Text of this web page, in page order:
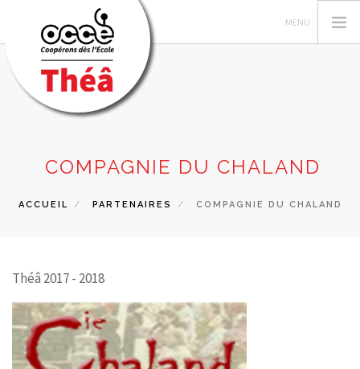
RECHERCHER
CONTACT
COMPAGNIE DU CHALAND
ACCUEIL PARTENAIRES COMPAGNIE DU CHALAND
Théâ 2017 - 2018